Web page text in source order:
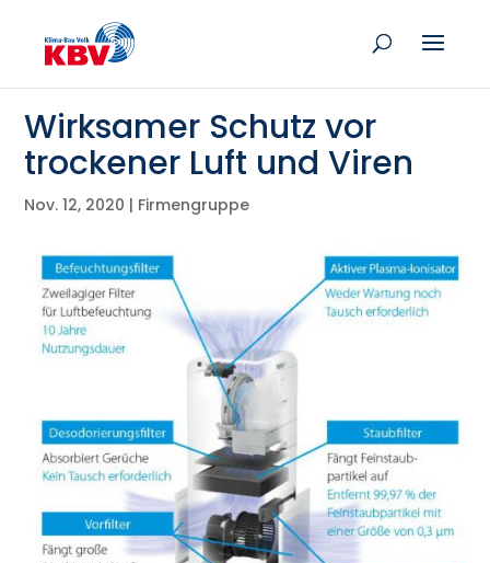
Wirksamer Schutz vor
trockener Luft und Viren
Nov. 12, 2020 | Firmengruppe